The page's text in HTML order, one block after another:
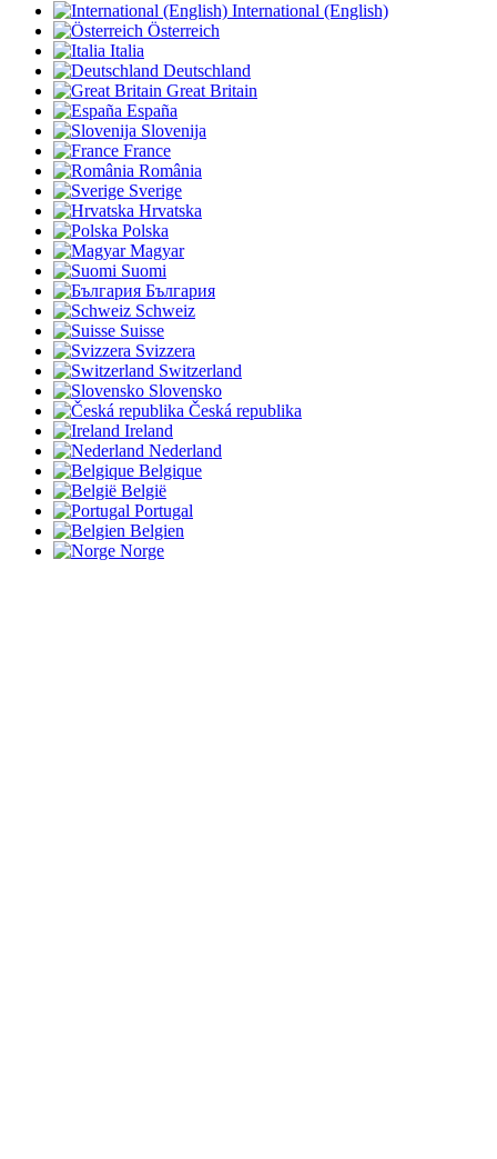
International (English)
Österreich
Italia
Deutschland
Great Britain
España
Slovenija
France
România
Sverige
Hrvatska
Polska
Magyar
Suomi
България
Schweiz
Suisse
Svizzera
Switzerland
Slovensko
Česká republika
Ireland
Nederland
Belgique
België
Portugal
Belgien
Norge